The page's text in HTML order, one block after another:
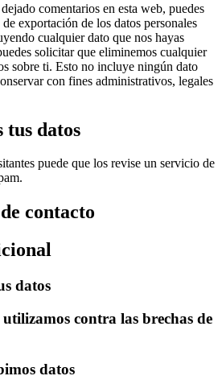
comentarios en esta web, puedes
exportación de los datos personales
cualquier dato que nos hayas
solicitar que eliminemos cualquier
sobre ti. Esto no incluye ningún dato
con fines administrativos, legales
tus datos
puede que los revise un servicio de
contacto
datos
contra las brechas de
datos